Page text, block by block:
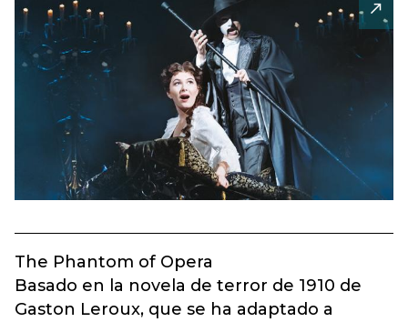
The Phantom of Opera
Basado en la novela de terror de 1910 de
Gaston Leroux, que se ha adaptado a